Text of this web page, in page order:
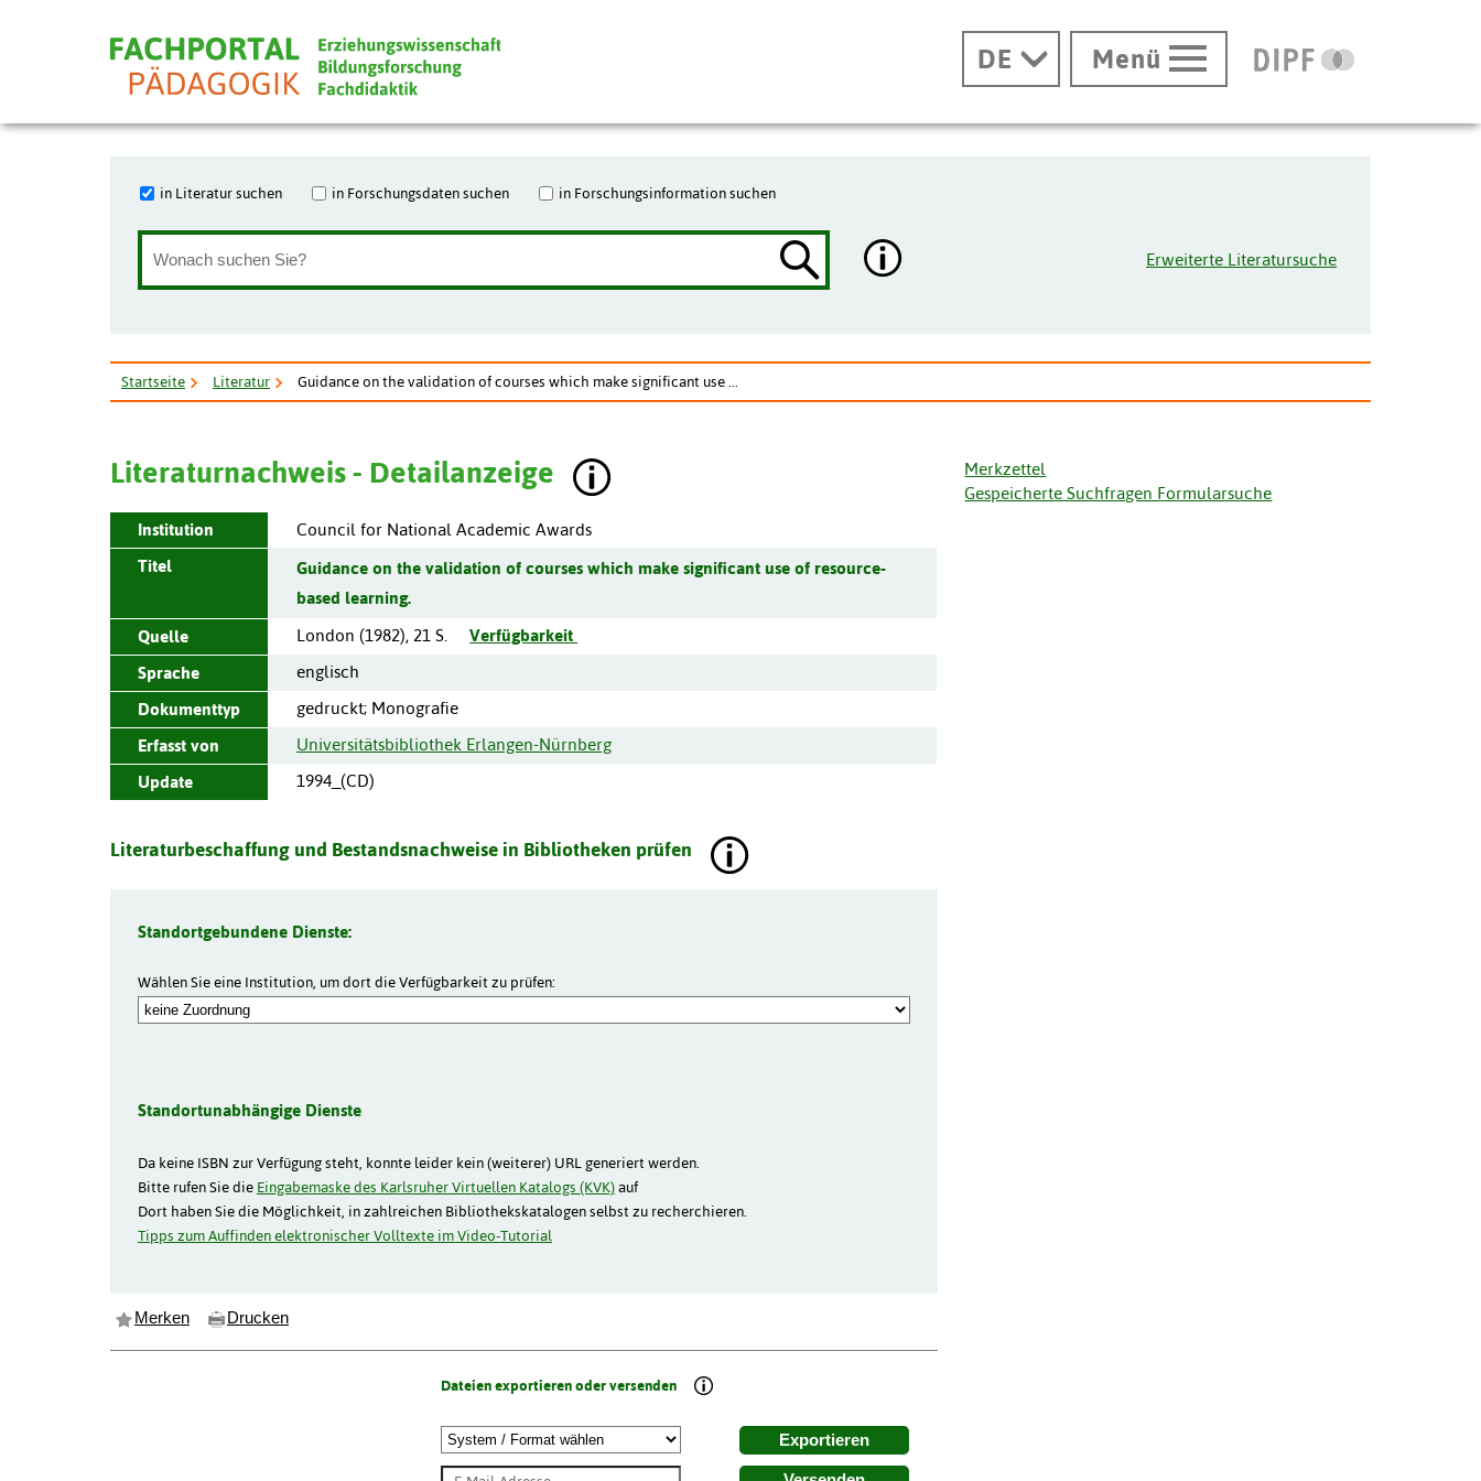
DE Menü
in Literatur suchen in Forschungsdaten suchen in Forschungsinformation suchen
Erweiterte Literatursuche
Startseite Literatur Guidance on the validation of courses which make significant use ...
Literaturnachweis - Detailanzeige
Merkzettel
Gespeicherte Suchfragen Formularsuche
Institution
Council for National Academic Awards
Titel
Guidance on the validation of courses which make significant use of resource-
based learning.
Quelle London (1982), 21 S.
Verfügbarkeit
Sprache
englisch
Dokumenttyp
gedruckt; Monografie
Erfasst von
Universitätsbibliothek Erlangen-Nürnberg
Update
1994_(CD)
Literaturbeschaffung und Bestandsnachweise in Bibliotheken prüfen
Standortgebundene Dienste:
Wählen Sie eine Institution, um dort die Verfügbarkeit zu prüfen:
Standortunabhängige Dienste
Da keine ISBN zur Verfügung steht, konnte leider kein (weiterer) URL generiert werden.
Bitte rufen Sie die Eingabemaske des Karlsruher Virtuellen Katalogs (KVK)auf
Dort haben Sie die Möglichkeit, in zahlreichen Bibliothekskatalogen selbst zu recherchieren.
Tipps zum Auffinden elektronischer Volltexte im Video-Tutorial
Merken Drucken
Dateien exportieren oder versenden
Exportieren